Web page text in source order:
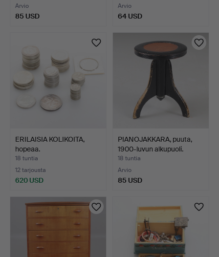
Arvio
85 USD
Arvio
64 USD
ERILAISIA KOLIKOITA,
hopeaa.
18 tuntia
12 tarjousta
620 USD
PIANOJAKKARA, puuta,
1900-luvun alkupuoli.
18 tuntia
Arvio
85 USD